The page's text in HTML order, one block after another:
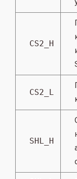
CS2_H
CS2_L
SHL_H